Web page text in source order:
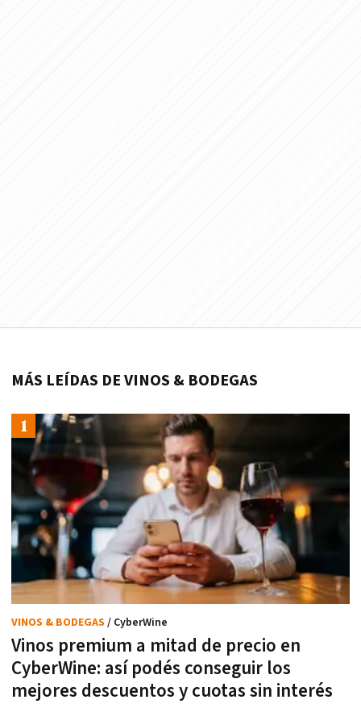
MÁS LEÍDAS DE VINOS & BODEGAS
Vinos premium a mitad de precio en
CyberWine: así podés conseguir los
mejores descuentos y cuotas sin interés
VINOS & BODEGAS / CyberWine